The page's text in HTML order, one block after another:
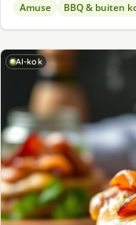
Amuse BBQ & buiten
AI-kok